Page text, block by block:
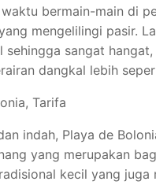
bermain-main di
mengelilingi pasir.
sehingga sangat hangat,
dangkal lebih
Tarifa
indah, Playa de
yang merupakan
kecil yang juga